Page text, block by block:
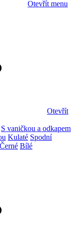
Otevřít menu
Otevřít
S vaničkou a odkapem
Kulaté Spodní
Černé Bílé